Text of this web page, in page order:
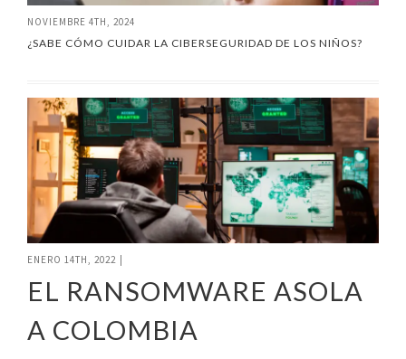
NOVIEMBRE 4TH, 2024
¿SABE CÓMO CUIDAR LA CIBERSEGURIDAD DE LOS NIÑOS?
ENERO 14TH, 2022
EL RANSOMWARE ASOLA
A COLOMBIA